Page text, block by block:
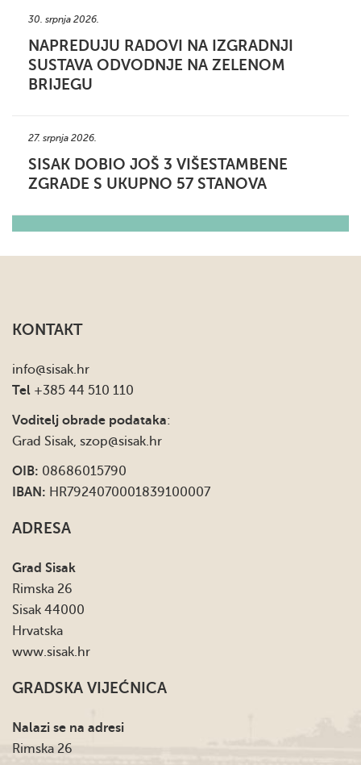
30. srpnja 2026.
NAPREDUJU RADOVI NA IZGRADNJI
SUSTAVA ODVODNJE NA ZELENOM
BRIJEGU
27. srpnja 2026.
SISAK DOBIO JOŠ 3 VIŠESTAMBENE
ZGRADE S UKUPNO 57 STANOVA
KONTAKT
info@sisak.hr
Tel +385 44 510 110
Voditelj obrade podataka:
Grad Sisak, szop@sisak.hr
OIB: 08686015790
IBAN: HR7924070001839100007
ADRESA
Grad Sisak
Rimska 26
Sisak 44000
Hrvatska
www.sisak.hr
GRADSKA VIJEĆNICA
Nalazi se na adresi
Rimska 26